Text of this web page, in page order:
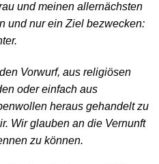
und meinen allernächsten
und nur ein Ziel bezwecken:
Vorwurf, aus religiösen
oder einfach aus
heraus gehandelt zu
Wir glauben an die Vernunft
zu können.